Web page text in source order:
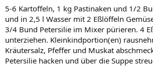
r
5-6 Kartoffeln, 1 kg Pastinaken und 1/2
und in 2,5 l Wasser mit 2 Eßlöffeln
3/4 Bund Petersilie im Mixer pürieren. 4
unterziehen. Kleinkindportion(en)
Kräutersalz, Pfeffer und Muskat
Petersilie hacken und über die Suppe